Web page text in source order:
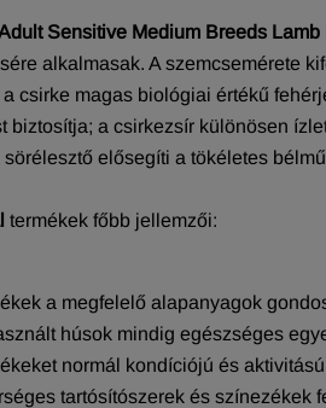
Sensitive Medium Breeds Lamb
alkalmasak. A szemcsemérete
csirke magas biológiai értékű
biztosítja; a csirkezsír különösen
sörélesztő elősegíti a tökéletes
termékek főbb jellemzői:
a megfelelő alapanyagok
húsok mindig egészséges
normál kondíciójú és
tartósítószerek és színezékek